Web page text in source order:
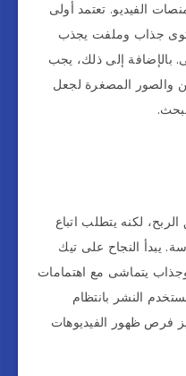
الفيديو. تعتمد أولى
جذاب وملفت يجذب
بالإضافة إلى ذلك، يجب
والصور المصغرة لجعل
لكنه يتطلب اتباع
يبدأ النجاح على تيك
يتماشى مع اهتمامات
النشر بانتظام
فرص ظهور الفيديوهات